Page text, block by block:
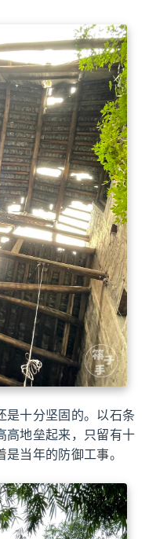
是十分坚固的。以石条
高地垒起来，只留有十
当年的防御工事。